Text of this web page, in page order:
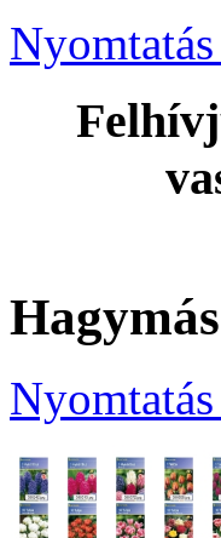
Nyomtatás
Nyomtatás